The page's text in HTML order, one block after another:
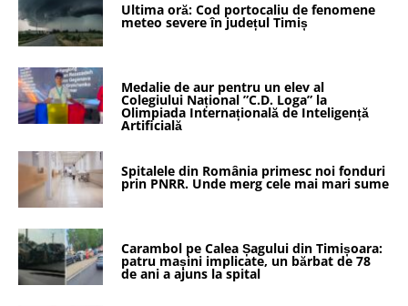
Ultima oră: Cod portocaliu de fenomene
meteo severe în județul Timiș
Medalie de aur pentru un elev al
Colegiului Național ”C.D. Loga” la
Olimpiada Internațională de Inteligență
Artificială
Spitalele din România primesc noi fonduri
prin PNRR. Unde merg cele mai mari sume
Carambol pe Calea Șagului din Timișoara:
patru mașini implicate, un bărbat de 78
de ani a ajuns la spital